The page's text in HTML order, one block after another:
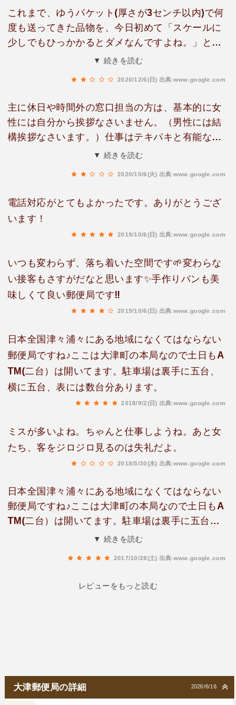
これまで、ゆうパケット(厚さが3センチ以内)で何
度も送ってきた品物を、今日初めて「スケールに
少しでもひっかかるとダメなんですよね。」と断
られました。結局、スケールを通過したので引き
で客が多く、忙しかったからかもしれません。し
かし職員によって、対応が異なるのは郵便局側に
も問題があると思います。
▼ 続きを読む
2020/12/6(日) 出典:www.google.com
主に休日や時間外の窓口担当の方は、基本的に女
性には自分から挨拶なさいません。（男性には結
構挨拶なさいます。）仕事はテキパキと有能な方
なのですが、見ていていささか不快です。
▼ 続きを読む
2020/10/6(火) 出典:www.google.com
電話対応がとてもよかったです。ありがとうござ
います！
2019/10/6(日) 出典:www.google.com
いつも変わらず、落ち着いた空間です🌱変わらな
い接客もさすがだなと思います✨手作りバンも美
味しくて良い郵便局です‼️
2019/10/6(日) 出典:www.google.com
日本全国津々浦々にある地域になくてはならない
郵便局ですね♪ここは大津町の本局なので土日もA
TM(二台）は開いてます。駐車場は裏手に五台、
横に五台、表には数台分あります。
2018/9/2(日) 出典:www.google.com
ミスが多いよね。ちゃんと仕事しようね。あと女
たち、客をジロジロ見るのは失礼だよ。
2018/5/30(水) 出典:www.google.com
日本全国津々浦々にある地域になくてはならない
郵便局ですね♪ここは大津町の本局なので土日もA
TM(二台）は開いてます。駐車場は裏手に五台、
横に五台、表には数台分あります。
▼ 続きを読む
2017/10/28(土) 出典:www.google.com
レビューをもっと読む
2026/6/16
大津郵便局の詳細